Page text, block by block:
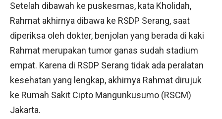
Setelah dibawah ke puskesmas, kata Kholidah,
Rahmat akhirnya dibawa ke RSDP Serang, saat
diperiksa oleh dokter, benjolan yang berada di kaki
Rahmat merupakan tumor ganas sudah stadium
empat. Karena di RSDP Serang tidak ada peralatan
kesehatan yang lengkap, akhirnya Rahmat dirujuk
ke Rumah Sakit Cipto Mangunkusumo (RSCM)
Jakarta.